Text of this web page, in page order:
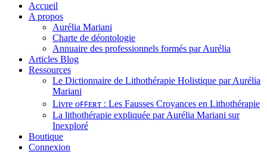
Accueil
A propos
Aurélia Mariani
Charte de déontologie
Annuaire des professionnels formés par Aurélia
Articles Blog
Ressources
Le Dictionnaire de Lithothérapie Holistique par Aurélia
Mariani
Livre ᴏꜰꜰᴇʀᴛ : Les Fausses Croyances en Lithothérapie
La lithothérapie expliquée par Aurélia Mariani sur
Inexploré
Boutique
Connexion